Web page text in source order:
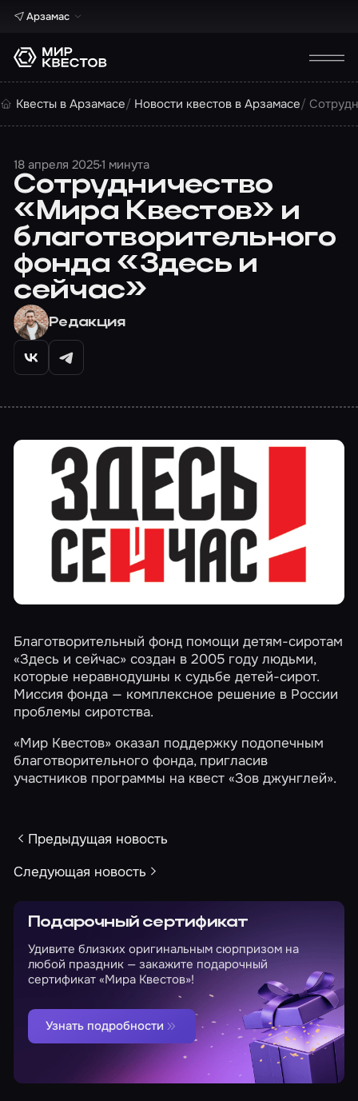
Арзамас
Квесты в Арзамасе Новости квестов в Арзамасе
18 апреля 20251 минута
Cотрудничество
«Мира Квестов» и
благотворительного
фонда «Здесь и
сейчас»
Редакция
Благотворительный фонд помощи детям-сиротам
«Здесь и сейчас» создан в 2005 году людьми,
которые неравнодушны к судьбе детей-сирот.
Миссия фонда — комплексное решение в России
проблемы сиротства.
«Мир Квестов» оказал поддержку подопечным
благотворительного фонда, пригласив
участников программы на квест «Зов джунглей».
Предыдущая новость
Следующая новость
Подарочный сертификат
Удивите близких оригинальным сюрпризом на
любой праздник — закажите подарочный
сертификат «Мира Квестов»!
Узнать подробности